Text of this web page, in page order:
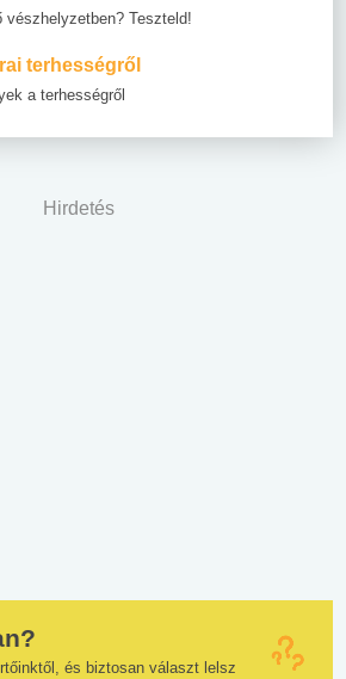
vészhelyzetben? Teszteld!
terhességről
a terhességről
Hirdetés
és biztosan választ lelsz